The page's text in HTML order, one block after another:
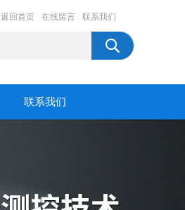
返回首页 在线留言 联系我们
联系我们